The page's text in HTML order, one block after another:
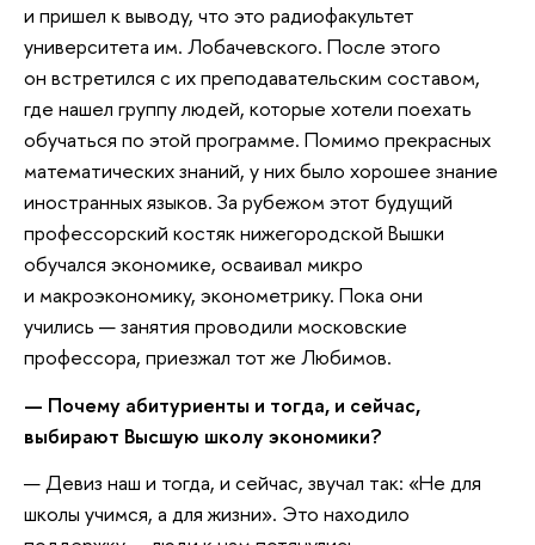
и пришел к выводу, что это радиофакультет
университета им. Лобачевского. После этого
он встретился с их преподавательским составом,
где нашел группу людей, которые хотели поехать
обучаться по этой программе. Помимо прекрасных
математических знаний, у них было хорошее знание
иностранных языков. За рубежом этот будущий
профессорский костяк нижегородской Вышки
обучался экономике, осваивал микро
и макроэкономику, эконометрику. Пока они
учились — занятия проводили московские
профессора, приезжал тот же Любимов.
— Почему абитуриенты и тогда, и сейчас,
выбирают Высшую школу экономики?
— Девиз наш и тогда, и сейчас, звучал так: «Не для
школы учимся, а для жизни». Это находило